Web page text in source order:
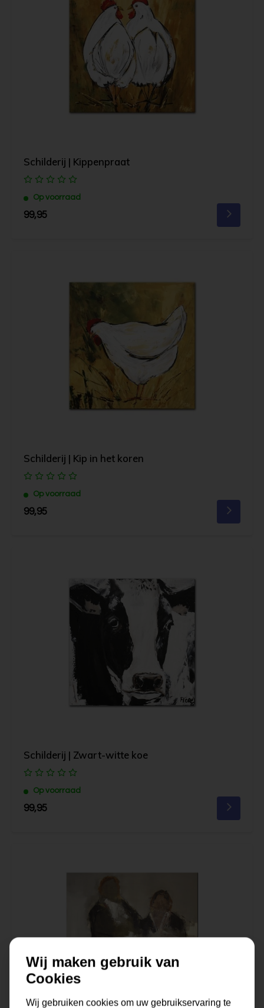
Schilderij | Kippenpraat
Op voorraad
99,95
Schilderij | Kip in het koren
Op voorraad
99,95
Schilderij | Zwart-witte koe
Op voorraad
99,95
Wij maken gebruik van
Cookies
Wij gebruiken cookies om uw gebruikservaring te